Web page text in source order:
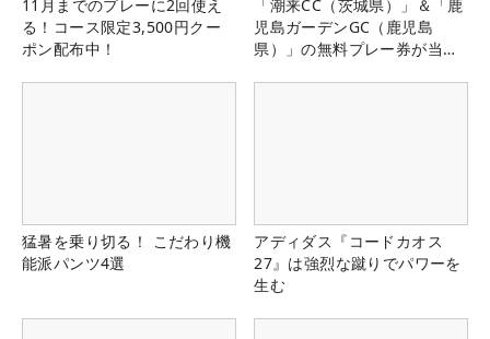
11月までのプレーに2回使え
る！コース限定3,500円クー
ポン配布中！
「潮来CC（茨城県）」＆「鹿
児島ガーデンGC（鹿児島
県）」の無料プレー券が当た
猛暑を乗り切る！ こだわり機
能派パンツ4選
アディダス『コードカオス
27』は強烈な蹴りでパワーを
生む